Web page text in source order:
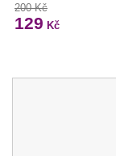
200 Kč
129 Kč